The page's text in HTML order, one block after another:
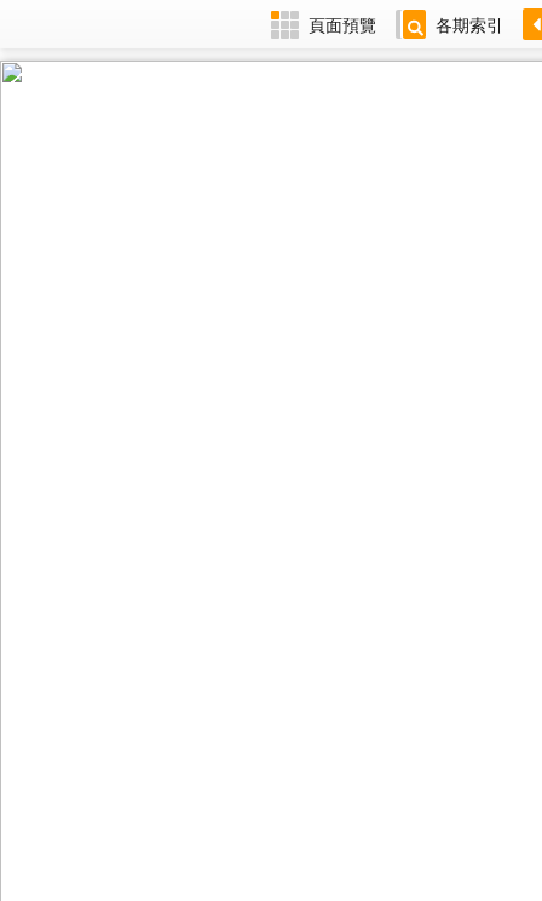
頁面預覽 各期索引